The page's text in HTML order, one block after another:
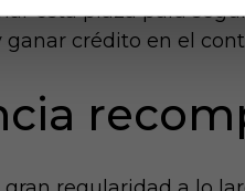
esta plaza para
crédito en el